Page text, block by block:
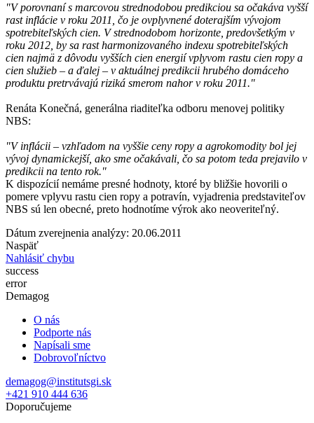
"V porovnaní s marcovou strednodobou predikciou sa očakáva vyšší
rast inflácie v roku 2011, čo je ovplyvnené doterajším vývojom
spotrebiteľských cien. V strednodobom horizonte, predovšetkým v
roku 2012, by sa rast harmonizovaného indexu spotrebiteľských
cien najmä z dôvodu vyšších cien energií vplyvom rastu cien ropy a
cien služieb – a ďalej – v aktuálnej predikcii hrubého domáceho
produktu pretrvávajú riziká smerom nahor v roku 2011."
Renáta Konečná, generálna riaditeľka odboru menovej politiky
NBS:
"V inflácii – vzhľadom na vyššie ceny ropy a agrokomodity bol jej
vývoj dynamickejší, ako sme očakávali, čo sa potom teda prejavilo v
predikcii na tento rok."
K dispozícií nemáme presné hodnoty, ktoré by bližšie hovorili o
pomere vplyvu rastu cien ropy a potravín, vyjadrenia predstaviteľov
NBS sú len obecné, preto hodnotíme výrok ako neoveriteľný.
Dátum zverejnenia analýzy: 20.06.2011
Naspäť
Nahlásiť chybu
success
error
Demagog
O nás
Podporte nás
Napísali sme
Dobrovoľníctvo
demagog@institutsgi.sk
+421 910 444 636
Doporučujeme